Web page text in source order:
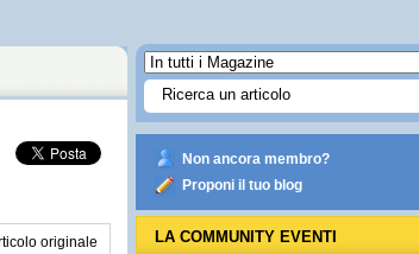
originale
Non ancora membro?
Proponi il tuo blog
LA COMMUNITY EVENTI